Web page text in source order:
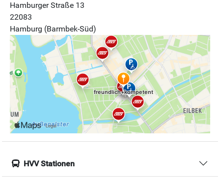
Hamburger Straße 13
22083
Hamburg (Barmbek-Süd)
HVV Stationen